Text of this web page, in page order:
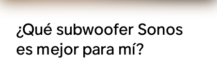
¿Qué subwoofer Sonos
es mejor para mí?